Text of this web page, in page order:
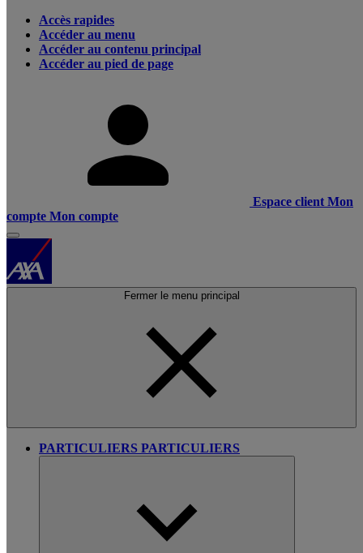
Accès rapides
Accéder au menu
Accéder au contenu principal
Accéder au pied de page
Espace client Mon
compte Mon compte
Fermer le menu principal
PARTICULIERS PARTICULIERS